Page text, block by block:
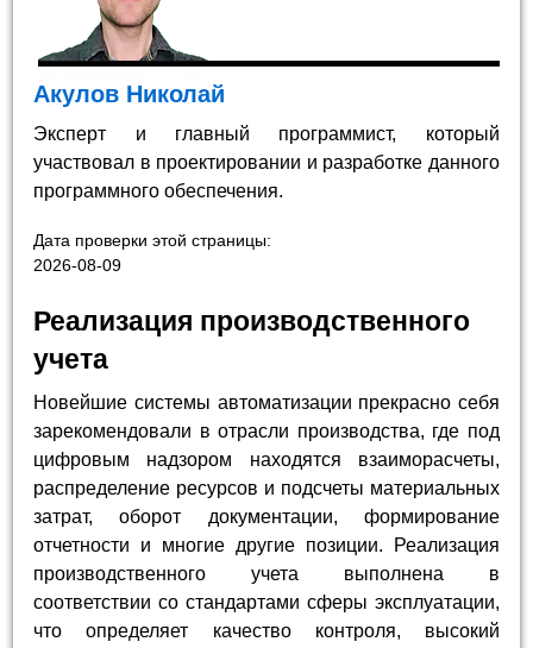
Акулов Николай
Эксперт и главный программист, который
участвовал в проектировании и разработке данного
программного обеспечения.
Дата проверки этой страницы:
2026-08-09
Реализация производственного
учета
Новейшие системы автоматизации прекрасно себя
зарекомендовали в отрасли производства, где под
цифровым надзором находятся взаиморасчеты,
распределение ресурсов и подсчеты материальных
затрат, оборот документации, формирование
отчетности и многие другие позиции. Реализация
производственного учета выполнена в
соответствии со стандартами сферы эксплуатации,
что определяет качество контроля, высокий